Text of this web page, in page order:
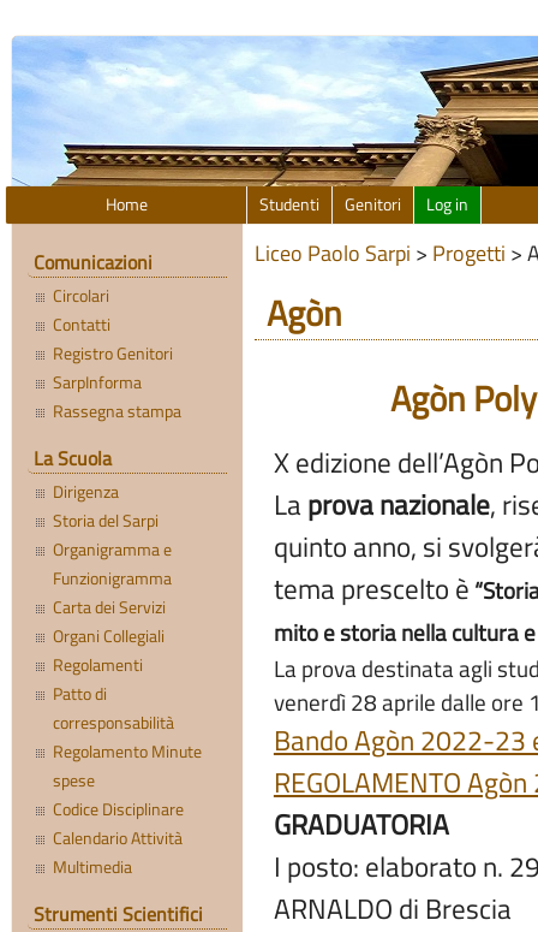
Home Studenti Genitori Log in
Comunicazioni
Circolari
Contatti
Registro Genitori
SarpInforma
Rassegna stampa
La Scuola
Dirigenza
Storia del Sarpi
Organigramma e
Funzionigramma
Carta dei Servizi
Organi Collegiali
Regolamenti
Patto di
corresponsabilità
Regolamento Minute
spese
Codice Disciplinare
Calendario Attività
Multimedia
Strumenti Scientifici
Liceo Paolo Sarpi > Progetti >
Agòn
Agòn
X edizione dell’Agòn
La prova nazionale,
quinto anno, si
tema prescelto è
mito e storia nella cultura
La prova destinata agli
venerdì 28 aprile dalle ore
Bando Agòn 2022-23
REGOLAMENTO
GRADUATORIA
I posto: elaborato n.
ARNALDO di Brescia